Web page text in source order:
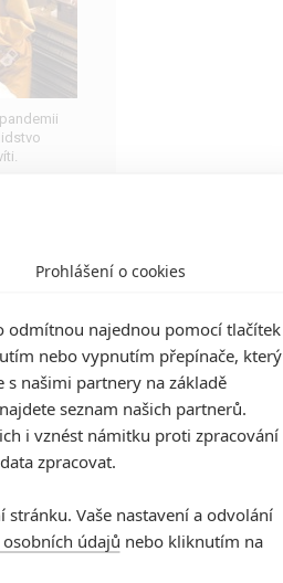
všichni
5 i o všech
jiný
Prohlášení o cookies
odmítnou najednou pomocí tlačítek
nebo vypnutím přepínače, který
našimi partnery na základě
seznam našich partnerů.
i vznést námitku proti zpracování
zpracovat.
Vaše nastavení a odvolání
údajů nebo kliknutím na